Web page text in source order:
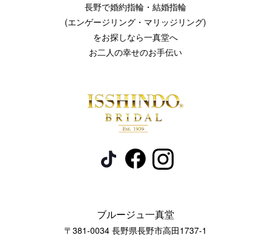
長野で婚約指輪・結婚指輪
(エンゲージリング・マリッジリング)
をお探しなら一真堂へ
お二人の幸せのお手伝い
ブルージュ一真堂
〒381-0034 長野県長野市高田1737-1